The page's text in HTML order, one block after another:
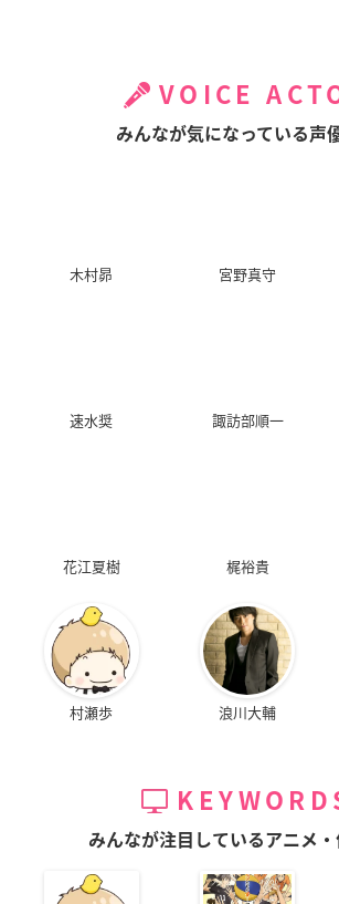
VOICE
みんなが気になっている声
木村昴 宮野真守
速水奨 諏訪部順一
花江夏樹 梶裕貴
村瀬歩 浪川大輔
みんなが注目しているアニメ・